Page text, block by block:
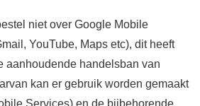
niet over Google Mobile
YouTube, Maps etc), dit heeft
aanhoudende handelsban van
kan er gebruik worden gemaakt
Services) en de bijbehorende